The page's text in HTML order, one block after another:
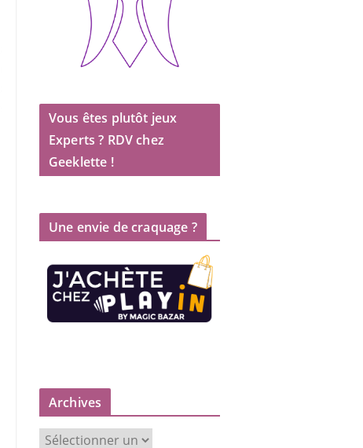
Vous êtes plutôt jeux
Experts ? RDV chez
Geeklette !
Une envie de craquage ?
Archives